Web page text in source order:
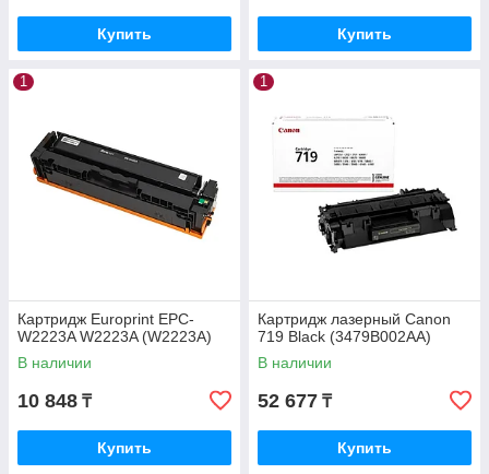
Купить Купить
1
Картридж Europrint EPC-
W2223A W2223A (W2223A)
В наличии
10 848 ₸
Купить
1
Картридж лазерный Canon
719 Black (3479B002AA)
В наличии
52 677 ₸
Купить